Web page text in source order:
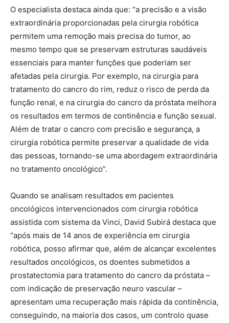
O especialista destaca ainda que: “a precisão e a visão
extraordinária proporcionadas pela cirurgia robótica
permitem uma remoção mais precisa do tumor, ao
mesmo tempo que se preservam estruturas saudáveis
essenciais para manter funções que poderiam ser
afetadas pela cirurgia. Por exemplo, na cirurgia para
tratamento do cancro do rim, reduz o risco de perda da
função renal, e na cirurgia do cancro da próstata melhora
os resultados em termos de continência e função sexual.
Além de tratar o cancro com precisão e segurança, a
cirurgia robótica permite preservar a qualidade de vida
das pessoas, tornando-se uma abordagem extraordinária
no tratamento oncológico”.
Quando se analisam resultados em pacientes
oncológicos intervencionados com cirurgia robótica
assistida com sistema da Vinci, David Subirá destaca que
“após mais de 14 anos de experiência em cirurgia
robótica, posso afirmar que, além de alcançar excelentes
resultados oncológicos, os doentes submetidos a
prostatectomia para tratamento do cancro da próstata –
com indicação de preservação neuro vascular –
apresentam uma recuperação mais rápida da continência,
conseguindo, na maioria dos casos, um controlo quase